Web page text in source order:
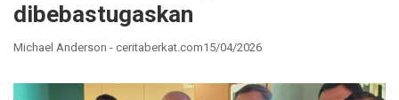
dibebastugaskan
Michael Anderson - ceritaberkat.com15/04/2026